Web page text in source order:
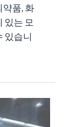
약품, 화
있는 모
있습니